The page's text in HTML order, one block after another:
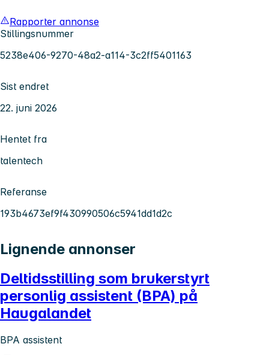
Rapporter annonse
Stillingsnummer
5238e406-9270-48a2-a114-3c2ff5401163
Sist endret
22. juni 2026
Hentet fra
talentech
Referanse
193b4673ef9f430990506c5941dd1d2c
Lignende annonser
Deltidsstilling som brukerstyrt
personlig assistent (BPA) på
Haugalandet
BPA assistent